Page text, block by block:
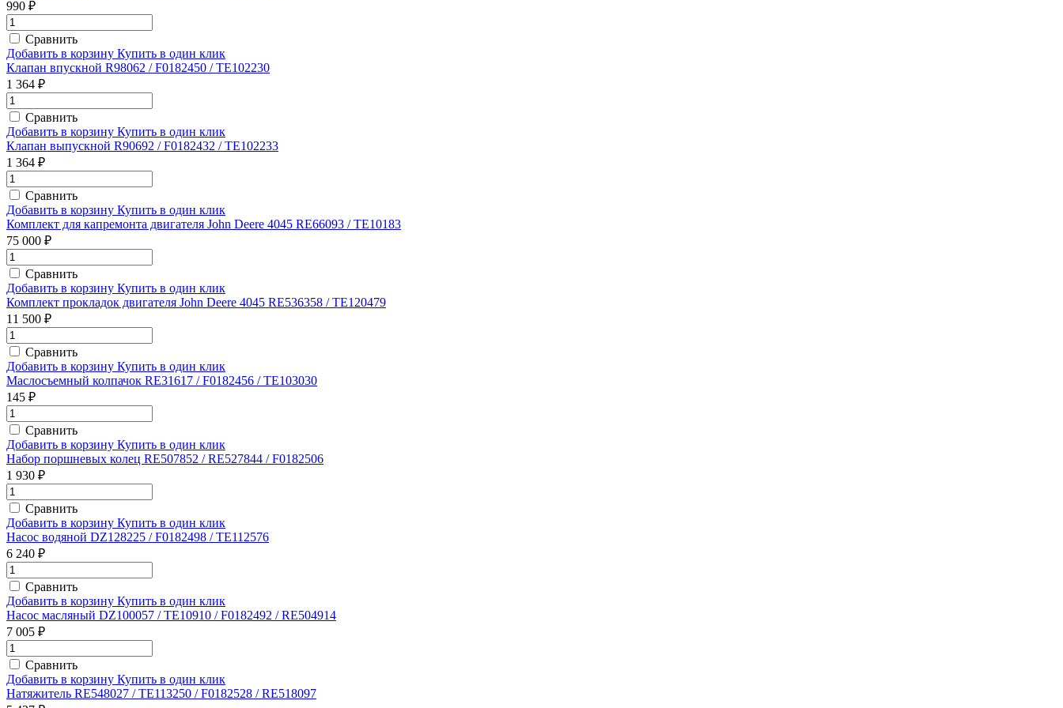
990 ₽
Сравнить
Добавить в корзину Купить в один клик
Клапан впускной R98062 / F0182450 / TE102230
1 364 ₽
Сравнить
Добавить в корзину Купить в один клик
Клапан выпускной R90692 / F0182432 / TE102233
1 364 ₽
Сравнить
Добавить в корзину Купить в один клик
Комплект для капремонта двигателя John Deere 4045 RE66093 / TE10183
75 000 ₽
Сравнить
Добавить в корзину Купить в один клик
Комплект прокладок двигателя John Deere 4045 RE536358 / TE120479
11 500 ₽
Сравнить
Добавить в корзину Купить в один клик
Маслосъемный колпачок RE31617 / F0182456 / TE103030
145 ₽
Сравнить
Добавить в корзину Купить в один клик
Набор поршневых колец RE507852 / RE527844 / F0182506
1 930 ₽
Сравнить
Добавить в корзину Купить в один клик
Насос водяной DZ128225 / F0182498 / TE112576
6 240 ₽
Сравнить
Добавить в корзину Купить в один клик
Насос масляный DZ100057 / TE10910 / F0182492 / RE504914
7 005 ₽
Сравнить
Добавить в корзину Купить в один клик
Натяжитель RE548027 / TE113250 / F0182528 / RE518097